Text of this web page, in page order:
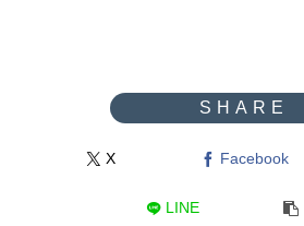
X Facebook
LINE